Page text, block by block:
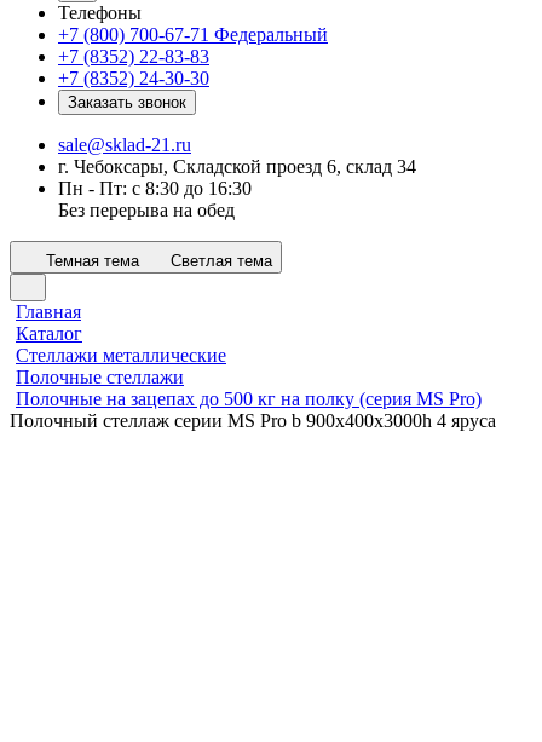
Телефоны
+7 (800) 700-67-71 Федеральный
+7 (8352) 22-83-83
+7 (8352) 24-30-30
Заказать звонок
sale@sklad-21.ru
г. Чебоксары, Складской проезд 6, склад 34
Пн - Пт: с 8:30 до 16:30
Без перерыва на обед
Темная тема Светлая тема
Главная
Каталог
Стеллажи металлические
Полочные стеллажи
Полочные на зацепах до 500 кг на полку (серия MS Pro)
Полочный стеллаж серии MS Pro b 900x400х3000h 4 яруса